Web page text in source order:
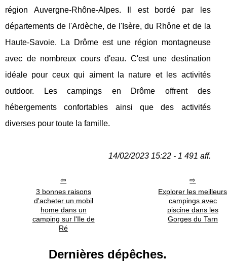
région Auvergne-Rhône-Alpes. Il est bordé par les
départements de l'Ardèche, de l'Isère, du Rhône et de la
Haute-Savoie. La Drôme est une région montagneuse
avec de nombreux cours d'eau. C'est une destination
idéale pour ceux qui aiment la nature et les activités
outdoor. Les campings en Drôme offrent des
hébergements confortables ainsi que des activités
diverses pour toute la famille.
14/02/2023 15:22 - 1 491 aff.
3 bonnes raisons
d'acheter un mobil
home dans un
camping sur l'Ile de
Ré
Explorer les meilleurs
campings avec
piscine dans les
Gorges du Tarn
Dernières dépêches.